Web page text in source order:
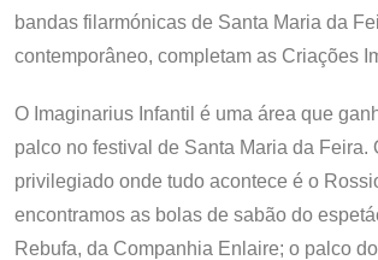
bandas filarmónicas de Santa Maria da
contemporâneo, completam as Criações
O Imaginarius Infantil é uma área que
palco no festival de Santa Maria da Feira.
privilegiado onde tudo acontece é o
encontramos as bolas de sabão do
Rebufa, da Companhia Enlaire; o palco